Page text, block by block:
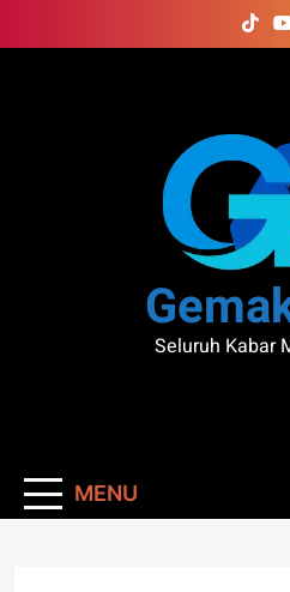
to
Seluruh Kabar
MENU